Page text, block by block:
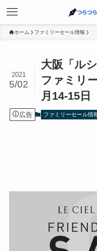
ホーム ファミリーセール情報
大阪「ル
ファミリ
月14-15日
2021
5/02
広告 ファミリーセール情